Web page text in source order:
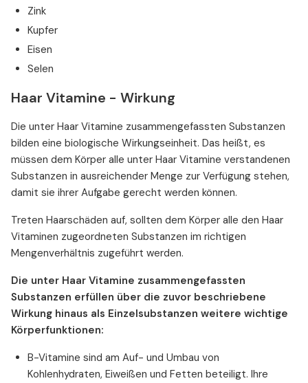
Zink
Kupfer
Eisen
Selen
Haar Vitamine - Wirkung
Die unter Haar Vitamine zusammengefassten Substanzen
bilden eine biologische Wirkungseinheit. Das heißt, es
müssen dem Körper alle unter Haar Vitamine verstandenen
Substanzen in ausreichender Menge zur Verfügung stehen,
damit sie ihrer Aufgabe gerecht werden können.
Treten Haarschäden auf, sollten dem Körper alle den Haar
Vitaminen zugeordneten Substanzen im richtigen
Mengenverhältnis zugeführt werden.
Die unter Haar Vitamine zusammengefassten
Substanzen erfüllen über die zuvor beschriebene
Wirkung hinaus als Einzelsubstanzen weitere wichtige
Körperfunktionen:
B-Vitamine sind am Auf- und Umbau von
Kohlenhydraten, Eiweißen und Fetten beteiligt. Ihre